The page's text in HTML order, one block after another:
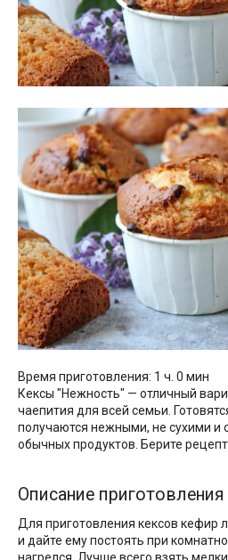
Время приготовления: 1 ч. 0 мин
Кексы "Нежность" — отличный
чаепития для всей семьи.
получаются нежными, не сухими и
обычных продуктов. Берите
Описание
Для приготовления кексов кефир
и дайте ему постоять при
нагрелся. Лучше всего взять